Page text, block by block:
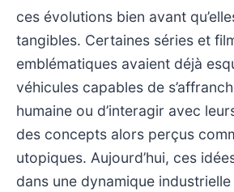
ces évolutions bien avant
tangibles. Certaines séries et
emblématiques avaient déjà
véhicules capables de
humaine ou d’interagir avec
des concepts alors perçus
utopiques. Aujourd’hui, ces
dans une dynamique